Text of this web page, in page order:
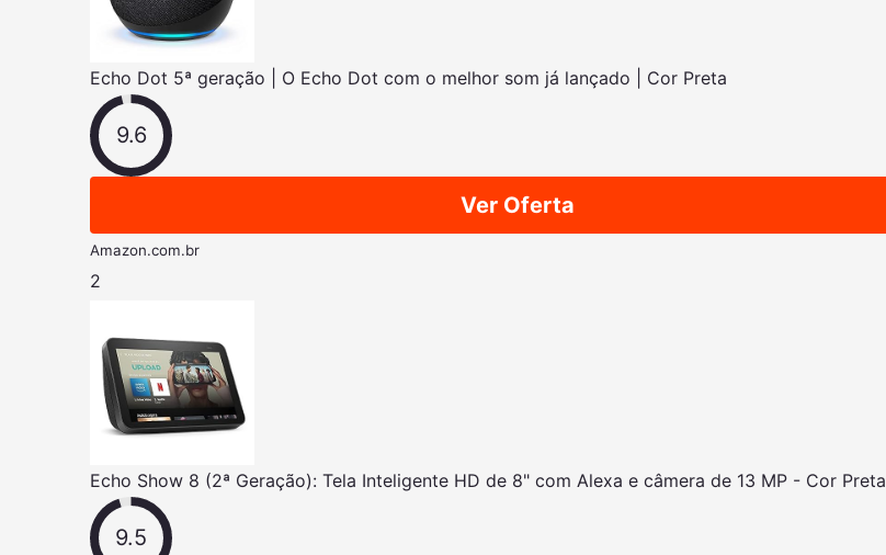
Echo Dot 5ª geração | O Echo Dot com o melhor som já lançado | Cor Preta
9.6
Ver Oferta
Amazon.com.br
2
Echo Show 8 (2ª Geração): Tela Inteligente HD de 8" com Alexa e câmera de 13 MP - Cor Preta
9.5